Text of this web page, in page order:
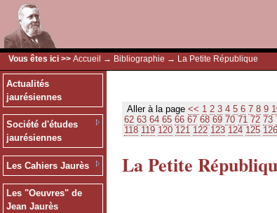
Vous êtes ici >> Accueil → Bibliographie → La Petite République
Actualités
jaurésiennes
Société d'études
jaurésiennes
Les Cahiers Jaurès
Les "Oeuvres" de
Jean Jaurès
Aller à la page << 1 2 3 4 5 6 7 8 9
62 63 64 65 66 67 68 69 70 71 72 73
118 119 120 121 122 123 124 125 126
La Petite